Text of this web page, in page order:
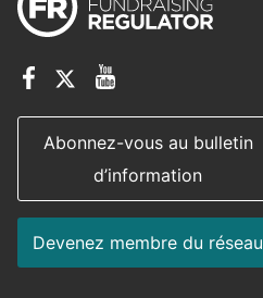
Abonnez-vous au bulletin
d’information
Devenez membre du réseau